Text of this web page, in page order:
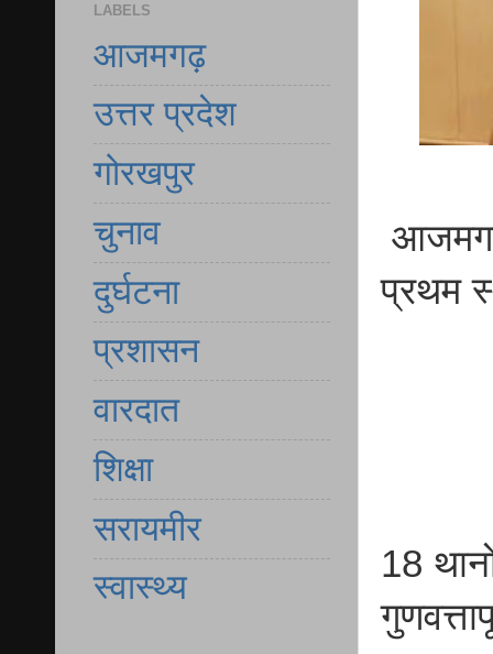
प्रथम
18
LABELS
आजमगढ़
उत्तर प्रदेश
गोरखपुर
चुनाव
दुर्घटना
प्रशासन
वारदात
शिक्षा
सरायमीर
स्वास्थ्य